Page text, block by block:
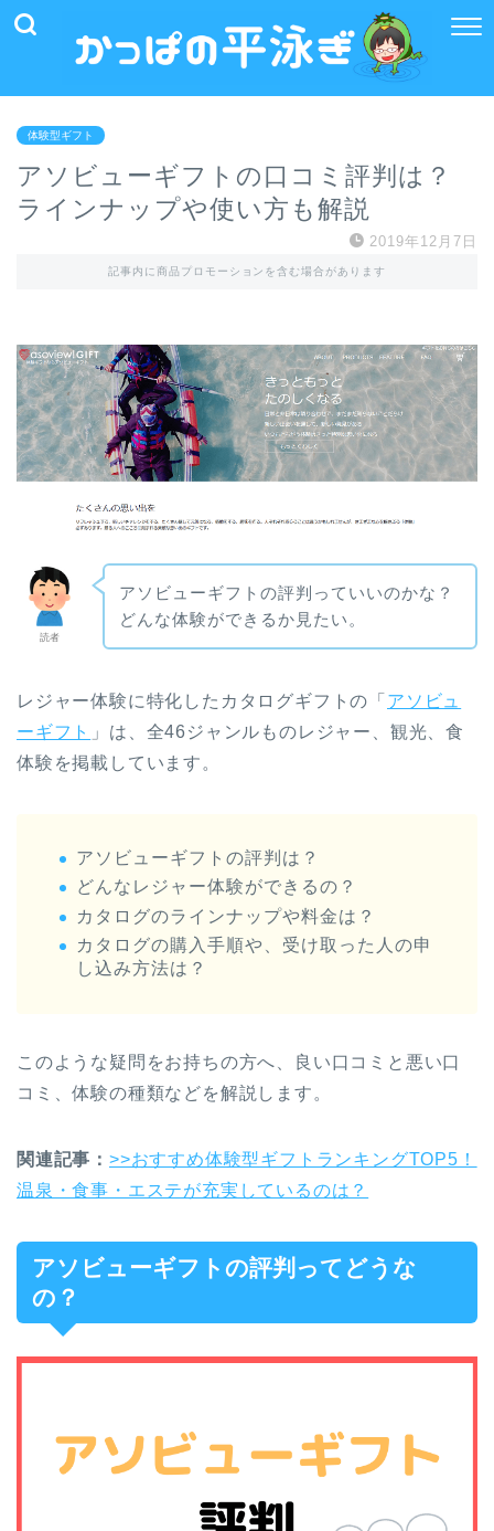
体験型ギフト
アソビューギフトの口コミ評判は？
ラインナップや使い方も解説
2019年12月7日
記事内に商品プロモーションを含む場合があります
読者
アソビューギフトの評判っていいのかな？
どんな体験ができるか見たい。
レジャー体験に特化したカタログギフトの「 アソビュ
ーギフト
」は、全46ジャンルものレジャー、観光、食
体験を掲載しています。
アソビューギフトの評判は？
どんなレジャー体験ができるの？
カタログのラインナップや料金は？
カタログの購入手順や、受け取った人の申
し込み方法は？
このような疑問をお持ちの方へ、良い口コミと悪い口
コミ、体験の種類などを解説します。
関連記事： >>おすすめ体験型ギフトランキングTOP5！
温泉・食事・エステが充実しているのは？
アソビューギフトの評判ってどうな
の？